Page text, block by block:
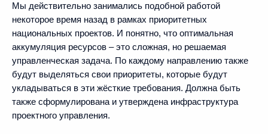
Мы действительно занимались подобной работой
некоторое время назад в рамках приоритетных
национальных проектов. И понятно, что оптимальная
аккумуляция ресурсов – это сложная, но решаемая
управленческая задача. По каждому направлению также
будут выделяться свои приоритеты, которые будут
укладываться в эти жёсткие требования. Должна быть
также сформулирована и утверждена инфраструктура
проектного управления.